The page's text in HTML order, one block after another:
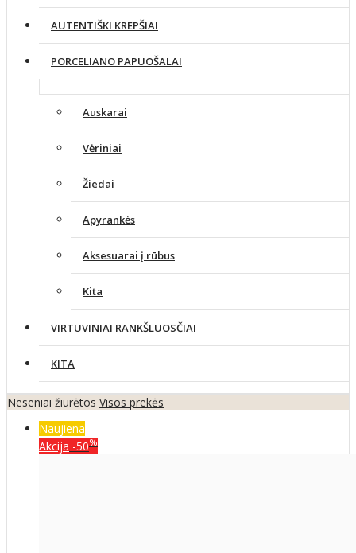
AUTENTIŠKI KREPŠIAI
PORCELIANO PAPUOŠALAI
Auskarai
Vėriniai
Žiedai
Apyrankės
Aksesuarai į rūbus
Kita
VIRTUVINIAI RANKŠLUOSČIAI
KITA
Neseniai žiūrėtos Visos prekės
Naujiena
Akcija -50%